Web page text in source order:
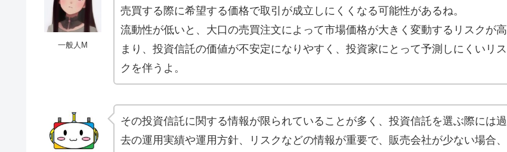
一般人M
売買する際に希望する価格で取引が成立しにくくなる可能性があるね。
流動性が低いと、大口の売買注文によって市場価格が大きく変動するリスクが高
まり、投資信託の価値が不安定になりやすく、投資家にとって予測しにくいリス
クを伴うよ。
その投資信託に関する情報が限られていることが多く、投資信託を選ぶ際には過
去の運用実績や運用方針、リスクなどの情報が重要で、販売会社が少ない場合、